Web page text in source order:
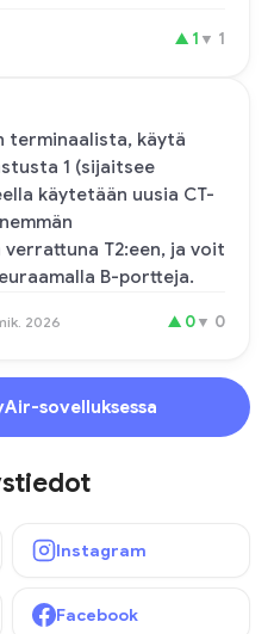
▲ 1 ▼ 1
terminaalista, käytä
1 (sijaitsee
käytetään uusia CT-
T2:een, ja voit
B-portteja.
2026 ▲ 0▼ 0
sovelluksessa
Instagram
Facebook